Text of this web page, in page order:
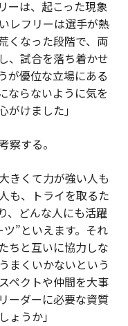
ーは、起こった現象
レフリーは選手が熱
くなった段階で、両
、試合を落ち着かせ
が優位な立場にある
ならないように気を
がけました」
察する。
きくて力が強い人も
も、トライを取るた
、どんな人にも活躍
”といえます。それ
ちと互いに協力しな
まくいかないという
ペクトや仲間を大事
ーダーに必要な資質
ょうか」